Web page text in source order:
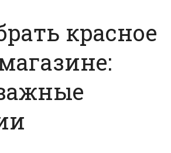
красное